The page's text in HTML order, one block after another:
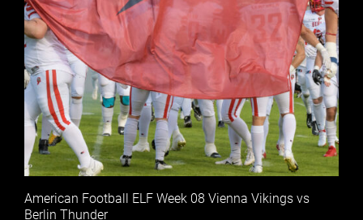
American Football ELF Week 08 Vienna Vikings vs
Berlin Thunder